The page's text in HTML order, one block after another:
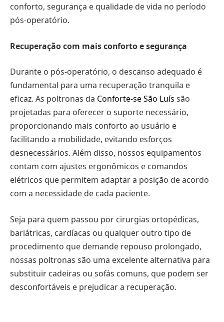
conforto, segurança e qualidade de vida no período
pós-operatório.
Recuperação com mais conforto e segurança
Durante o pós-operatório, o descanso adequado é
fundamental para uma recuperação tranquila e
eficaz. As poltronas da Conforte-se São Luís são
projetadas para oferecer o suporte necessário,
proporcionando mais conforto ao usuário e
facilitando a mobilidade, evitando esforços
desnecessários. Além disso, nossos equipamentos
contam com ajustes ergonômicos e comandos
elétricos que permitem adaptar a posição de acordo
com a necessidade de cada paciente.
Seja para quem passou por cirurgias ortopédicas,
bariátricas, cardíacas ou qualquer outro tipo de
procedimento que demande repouso prolongado,
nossas poltronas são uma excelente alternativa para
substituir cadeiras ou sofás comuns, que podem ser
desconfortáveis e prejudicar a recuperação.